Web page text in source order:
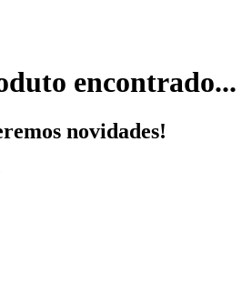
encontrado...
novidades!